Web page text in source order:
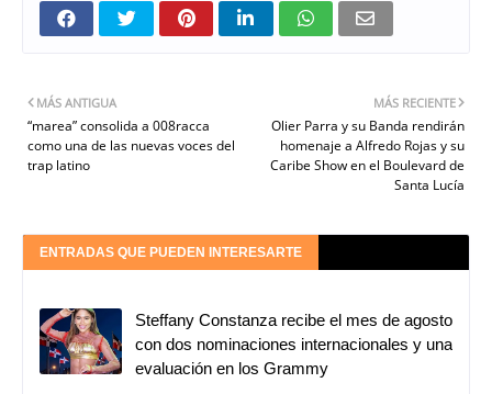
MÁS RECIENTE
Olier Parra y su Banda rendirán
homenaje a Alfredo Rojas y su
Caribe Show en el Boulevard de
Santa Lucía
MÁS ANTIGUA
“marea” consolida a 008racca
como una de las nuevas voces del
trap latino
ENTRADAS QUE PUEDEN INTERESARTE
Steffany Constanza recibe el mes de agosto
con dos nominaciones internacionales y una
evaluación en los Grammy